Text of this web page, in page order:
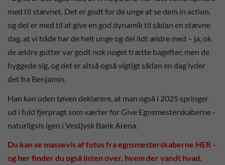
med til stævnet. Det er godt for de unge at se dem in action,
og det er med til at give en god dynamik til sådan en stævne
dag, at vi både har de helt unge og del lidt ældre med – ja, ok
de ældre gutter var godt nok noget trætte bagefter, men de
hyggede sig, og det er altså også vigtigt sådan en dag lyder
det fra Benjamin.
Han kan uden tøven deklarere, at man også i 2025 springer
ud i fuld fjerpragt som værter for Give Egnsmesterskaberne -
naturligvis igen i Vestjysk Bank Arena.
Du kan se massevis af fotos fra egnsmesterskaberne HER –
og her finder du også listen over, hvem der vandt hvad.